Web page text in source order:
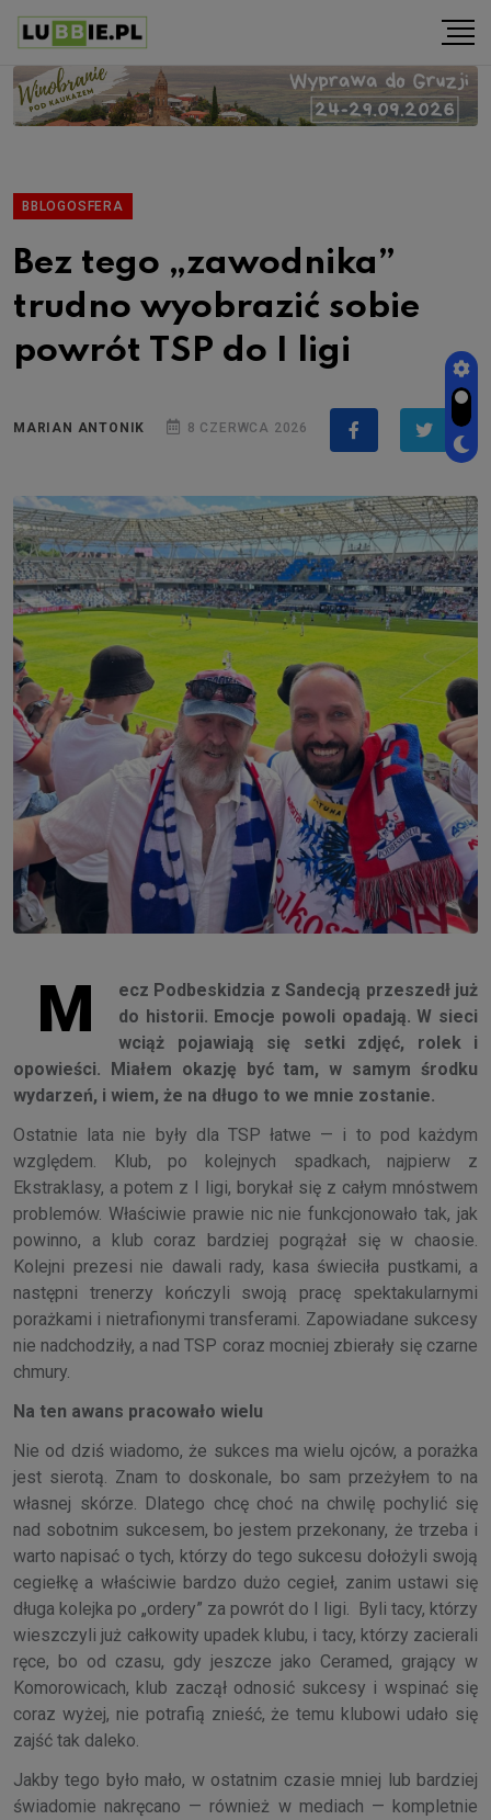
BBLOGOSFERA
Bez tego „zawodnika”
trudno wyobrazić sobie
powrót TSP do I ligi
MARIAN ANTONIK 8 CZERWCA 2026
M
ecz Podbeskidzia z Sandecją przeszedł już
do historii. Emocje powoli opadają. W sieci
wciąż pojawiają się setki zdjęć, rolek i
opowieści. Miałem okazję być tam, w samym środku
wydarzeń, i wiem, że na długo to we mnie zostanie.
Ostatnie lata nie były dla TSP łatwe — i to pod każdym
względem. Klub, po kolejnych spadkach, najpierw z
Ekstraklasy, a potem z I ligi, borykał się z całym mnóstwem
problemów. Właściwie prawie nic nie funkcjonowało tak, jak
powinno, a klub coraz bardziej pogrążał się w chaosie.
Kolejni prezesi nie dawali rady, kasa świeciła pustkami, a
następni trenerzy kończyli swoją pracę spektakularnymi
porażkami i nietrafionymi transferami. Zapowiadane sukcesy
nie nadchodziły, a nad TSP coraz mocniej zbierały się czarne
chmury.
Na ten awans pracowało wielu
Nie od dziś wiadomo, że sukces ma wielu ojców, a porażka
jest sierotą. Znam to doskonale, bo sam przeżyłem to na
własnej skórze. Dlatego chcę choć na chwilę pochylić się
nad sobotnim sukcesem, bo jestem przekonany, że trzeba i
warto napisać o tych, którzy do tego sukcesu dołożyli swoją
cegiełkę a właściwie bardzo dużo cegieł, zanim ustawi się
długa kolejka po „ordery” za powrót do I ligi. Byli tacy, którzy
wieszczyli już całkowity upadek klubu, i tacy, którzy zacierali
ręce, bo od czasu, gdy jeszcze jako Ceramed, grający w
Komorowicach, klub zaczął odnosić sukcesy i wspinać się
coraz wyżej, nie potrafią znieść, że temu klubowi udało się
zajść tak daleko.
Jakby tego było mało, w ostatnim czasie mniej lub bardziej
świadomie nakręcano — również w mediach — kompletnie